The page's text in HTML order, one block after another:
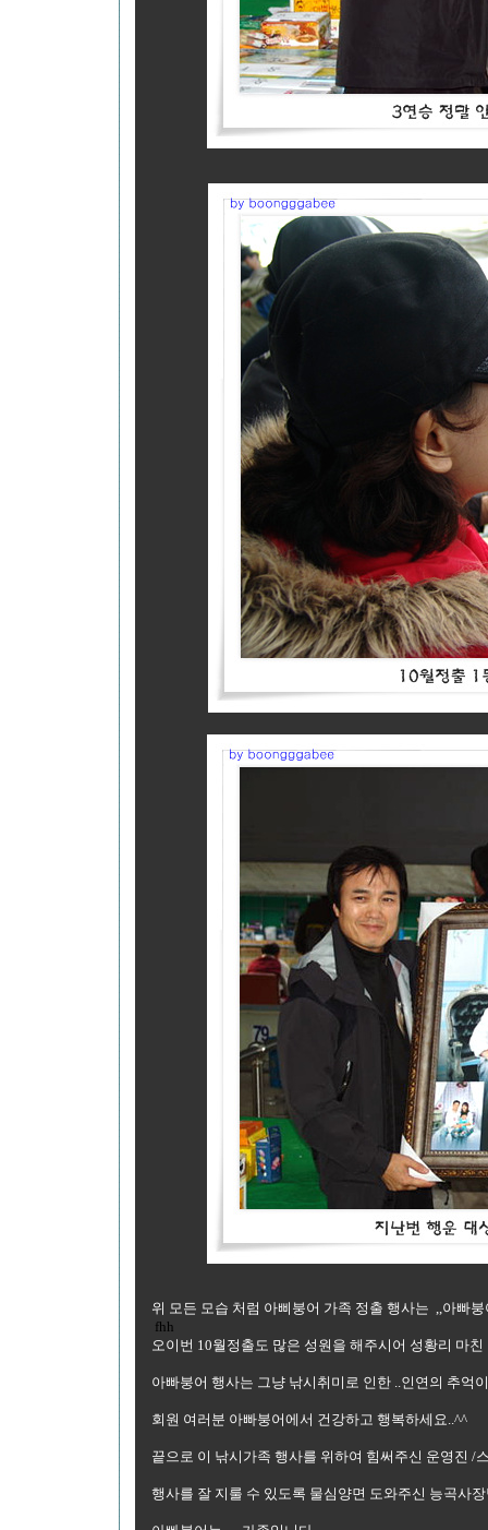
위 모든 모습 처럼 아삐붕어 가족 정출 행사는 ,,아빠
fhh
오이번 10월정출도 많은 성원을 해주시어 성황리 마
아빠붕어 행사는 그냥 낚시취미로 인한 ..인연의 추억
회원 여러분 아빠붕어에서 건강하고 행복하세요..^^
끝으로 이 낚시가족 행사를 위하여 힘써주신 운영진 /
행사를 잘 지룰 수 있도록 물심양면 도와주신 능곡사